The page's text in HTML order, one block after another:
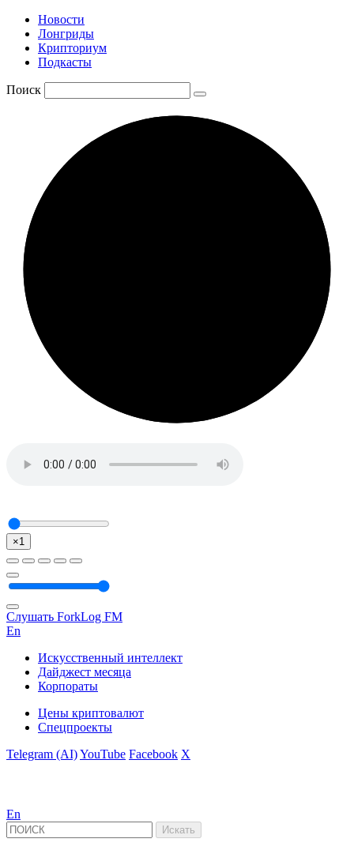
Новости
Лонгриды
Крипториум
Подкасты
Поиск
×1
Слушать ForkLog FM
En
Искусственный интеллект
Дайджест месяца
Корпораты
Цены криптовалют
Спецпроекты
Telegram (AI)YouTube Facebook X
En